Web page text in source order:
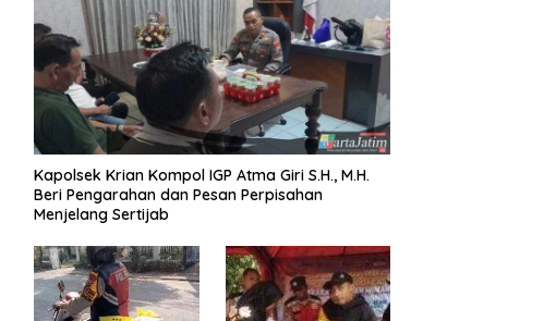
Kapolsek Krian Kompol IGP Atma Giri S.H., M.H.
Beri Pengarahan dan Pesan Perpisahan
Menjelang Sertijab